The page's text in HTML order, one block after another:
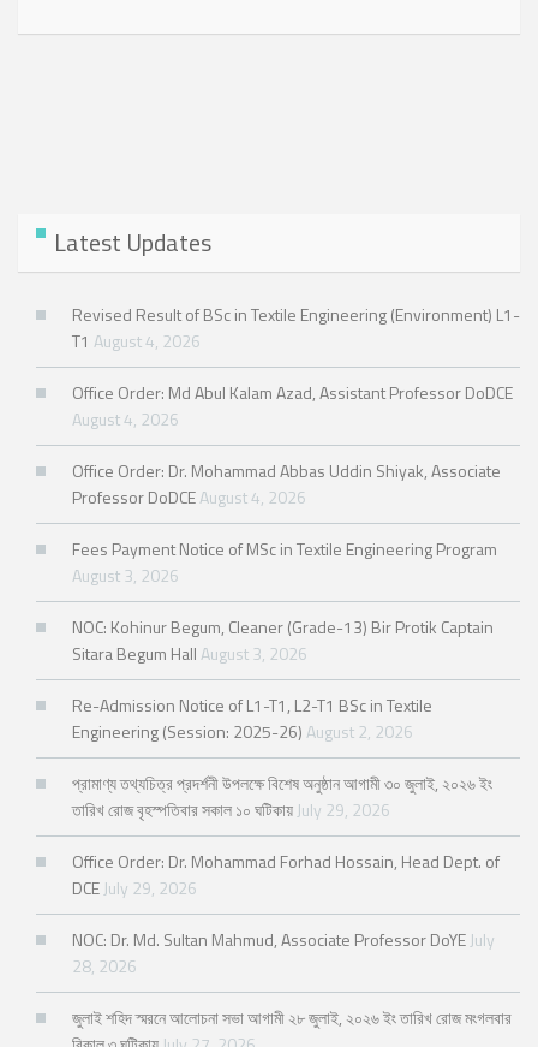
Latest Updates
Revised Result of BSc in Textile Engineering (Environment) L1-
T1 August 4, 2026
Office Order: Md Abul Kalam Azad, Assistant Professor DoDCE
August 4, 2026
Office Order: Dr. Mohammad Abbas Uddin Shiyak, Associate
Professor DoDCEAugust 4, 2026
Fees Payment Notice of MSc in Textile Engineering Program
August 3, 2026
NOC: Kohinur Begum, Cleaner (Grade-13) Bir Protik Captain
Sitara Begum HallAugust 3, 2026
Re-Admission Notice of L1-T1, L2-T1 BSc in Textile
Engineering (Session: 2025-26)August 2, 2026
প্রামাণ্য তথ্যচিত্র প্রদর্শনী উপলক্ষে বিশেষ অনুষ্ঠান আগামী ৩০ জুলাই, ২০২৬ ইং
তারিখ রোজ বৃহস্পতিবার সকাল ১০ ঘটিকায় July 29, 2026
Office Order: Dr. Mohammad Forhad Hossain, Head Dept. of
DCE July 29, 2026
NOC: Dr. Md. Sultan Mahmud, Associate Professor DoYE July
28, 2026
জুলাই শহিদ স্মরনে আলোচনা সভা আগামী ২৮ জুলাই, ২০২৬ ইং তারিখ রোজ মংগলবার